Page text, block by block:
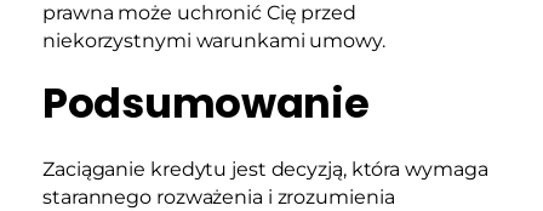
prawna może uchronić Cię przed
niekorzystnymi warunkami umowy.
Podsumowanie
Zaciąganie kredytu jest decyzją, która wymaga
starannego rozważenia i zrozumienia